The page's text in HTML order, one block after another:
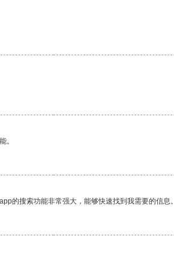
。
的搜索功能非常强大，能够快速找到我需要的信息。